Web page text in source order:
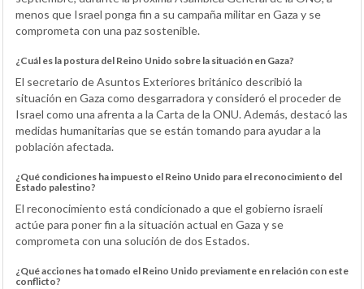
menos que Israel ponga fin a su campaña militar en Gaza y se
comprometa con una paz sostenible.
¿Cuál es la postura del Reino Unido sobre la situación en Gaza?
El secretario de Asuntos Exteriores británico describió la
situación en Gaza como desgarradora y consideró el proceder de
Israel como una afrenta a la Carta de la ONU. Además, destacó las
medidas humanitarias que se están tomando para ayudar a la
población afectada.
¿Qué condiciones ha impuesto el Reino Unido para el reconocimiento del
Estado palestino?
El reconocimiento está condicionado a que el gobierno israelí
actúe para poner fin a la situación actual en Gaza y se
comprometa con una solución de dos Estados.
¿Qué acciones ha tomado el Reino Unido previamente en relación con este
conflicto?